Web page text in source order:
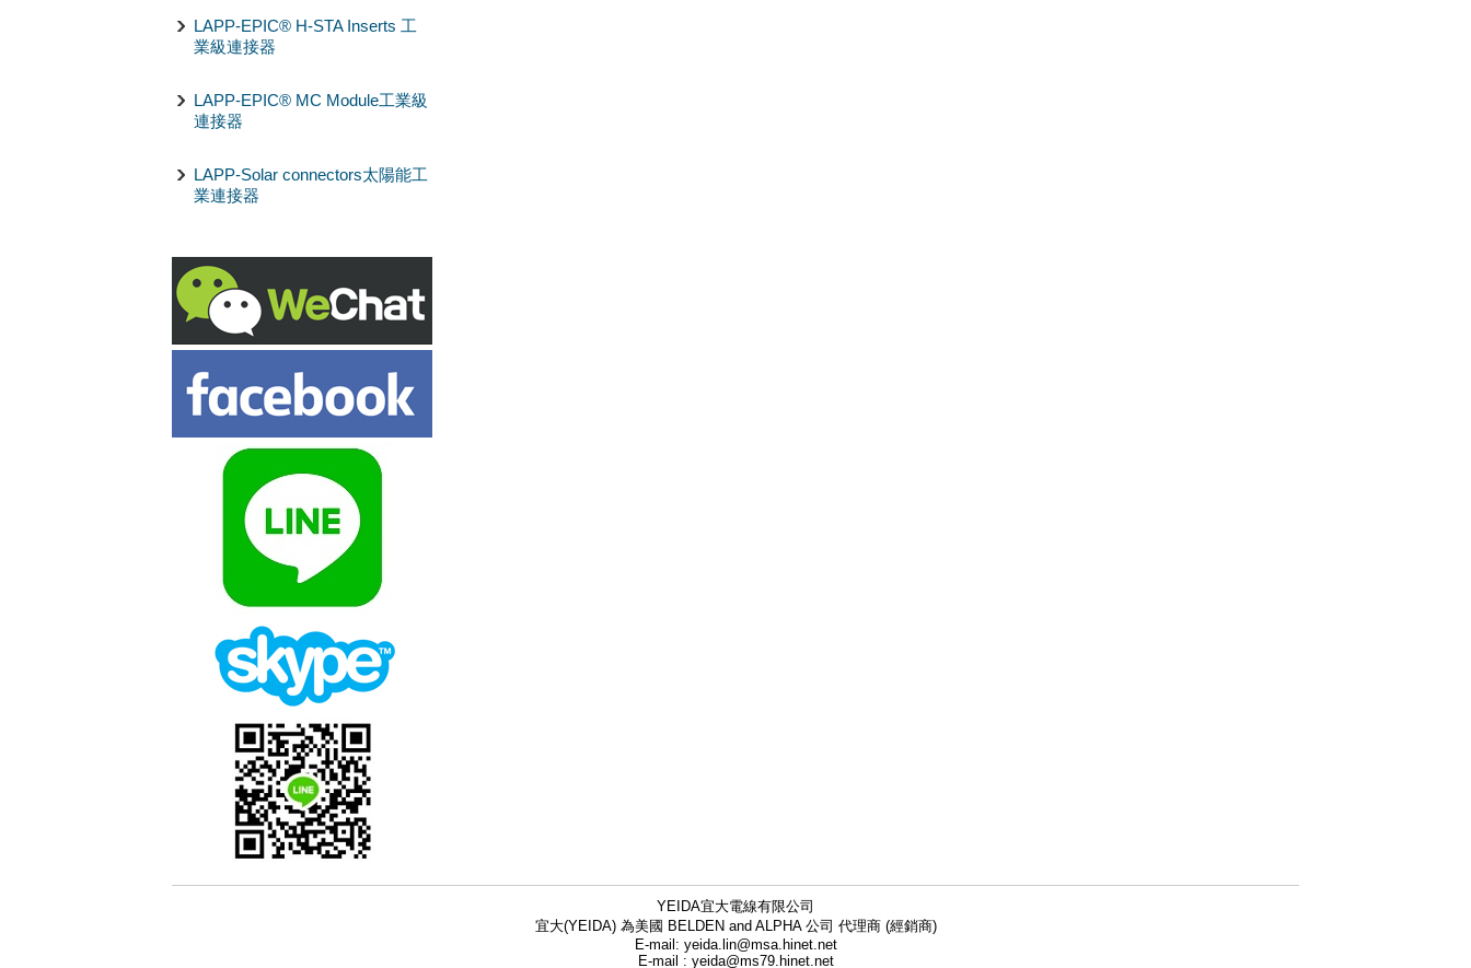
LAPP-EPIC® H-STA Inserts 工
業級連接器
LAPP-EPIC® MC Module工業級
連接器
LAPP-Solar connectors太陽能工
業連接器
YEIDA宜大電線有限公司
宜大(YEIDA) 為美國 BELDEN and ALPHA 公司 代理商 (經銷商)
E-mail: yeida.lin@msa.hinet.net
E-mail : yeida@ms79.hinet.net